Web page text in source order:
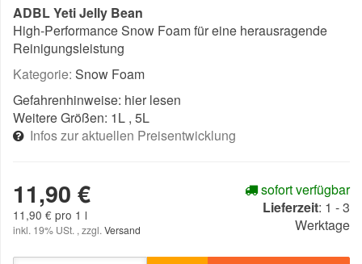
ADBL Yeti Jelly Bean
High-Performance Snow Foam für eine herausragende
Reinigungsleistung
Kategorie: Snow Foam
Gefahrenhinweise: hier lesen
Weitere Größen: 1L , 5L
Infos zur aktuellen Preisentwicklung
11,90 €
11,90 € pro 1 l
inkl. 19% USt. , zzgl. Versand
sofort verfügbar
Lieferzeit: 1 - 3
Werktage